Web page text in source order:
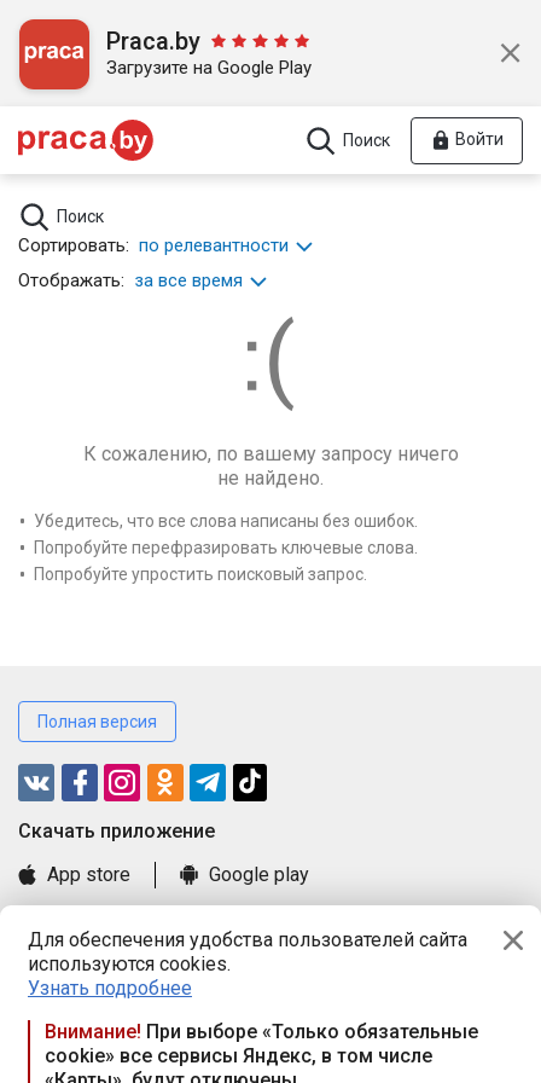
Для обеспечения удобства пользователей сайта
используются cookies.
Узнать подробнее
Внимание! При выборе «Только обязательные
cookie» все сервисы Яндекс, в том числе
Praca.by
Загрузите на Google Play
Поиск Войти
Поиск
Сортировать: по релевантности
Отображать: за все время
К сожалению, по вашему запросу ничего
не найдено.
Убедитесь, что все слова написаны без ошибок.
Попробуйте перефразировать ключевые слова.
Попробуйте упростить поисковый запрос.
Полная версия
Cкачать приложение
App store
Google play
Книга замечаний и предложений
Правила и документы
Praca.by © 2000—2026, ООО «ПРАЦА БАЙ»
Республика Беларусь, 220114, г. Минск, пр-т Независимости
117а, пом. № 9.